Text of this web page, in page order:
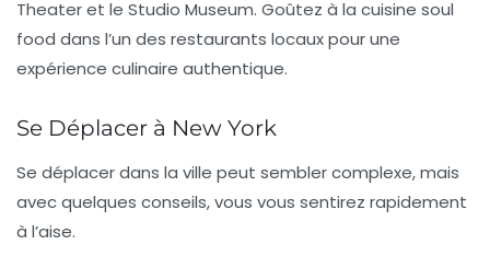
Theateret le Studio Museum. Goûtez à la cuisine soul
food dans l’un des restaurants locaux pour une
expérience culinaire authentique.
Se Déplacer à New York
Se déplacer dans la ville peut sembler complexe, mais
avec quelques conseils, vous vous sentirez rapidement
à l’aise.